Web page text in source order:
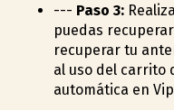
--- Paso 3:
puedas
recuperar tu
al uso del carrito
automática en